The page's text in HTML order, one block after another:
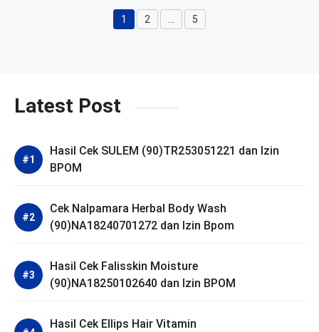
Halaman
1 Halaman
2 5
Latest Post
Hasil Cek SULEM (90)TR253051221 dan Izin
BPOM
Cek Nalpamara Herbal Body Wash
(90)NA18240701272 dan Izin Bpom
Hasil Cek Falisskin Moisture
(90)NA18250102640 dan Izin BPOM
Hasil Cek Ellips Hair Vitamin